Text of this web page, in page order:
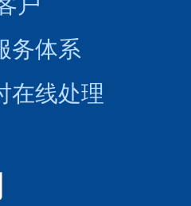
务体系
在线处理